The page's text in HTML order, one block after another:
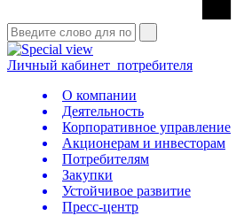
Личный кабинет потребителя
О компании
Деятельность
Корпоративное управление
Акционерам и инвесторам
Потребителям
Закупки
Устойчивое развитие
Пресс-центр